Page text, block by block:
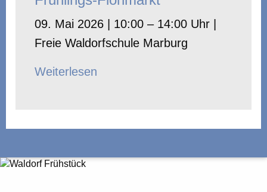
09. Mai 2026 | 10:00 – 14:00 Uhr |
Freie Waldorfschule Marburg
Weiterlesen